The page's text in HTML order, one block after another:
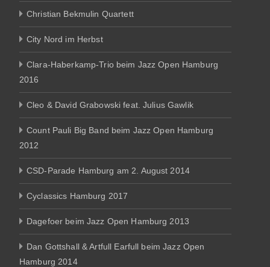
Christian Bekmulin Quartett
City Nord im Herbst
Clara-Haberkamp-Trio beim Jazz Open Hamburg
2016
Cleo & David Grabowski feat. Julius Gawlik
Count Pauli Big Band beim Jazz Open Hamburg
2012
CSD-Parade Hamburg am 2. August 2014
Cyclassics Hamburg 2017
Dagefoer beim Jazz Open Hamburg 2013
Dan Gottshall & Artfull Earfull beim Jazz Open
Hamburg 2014